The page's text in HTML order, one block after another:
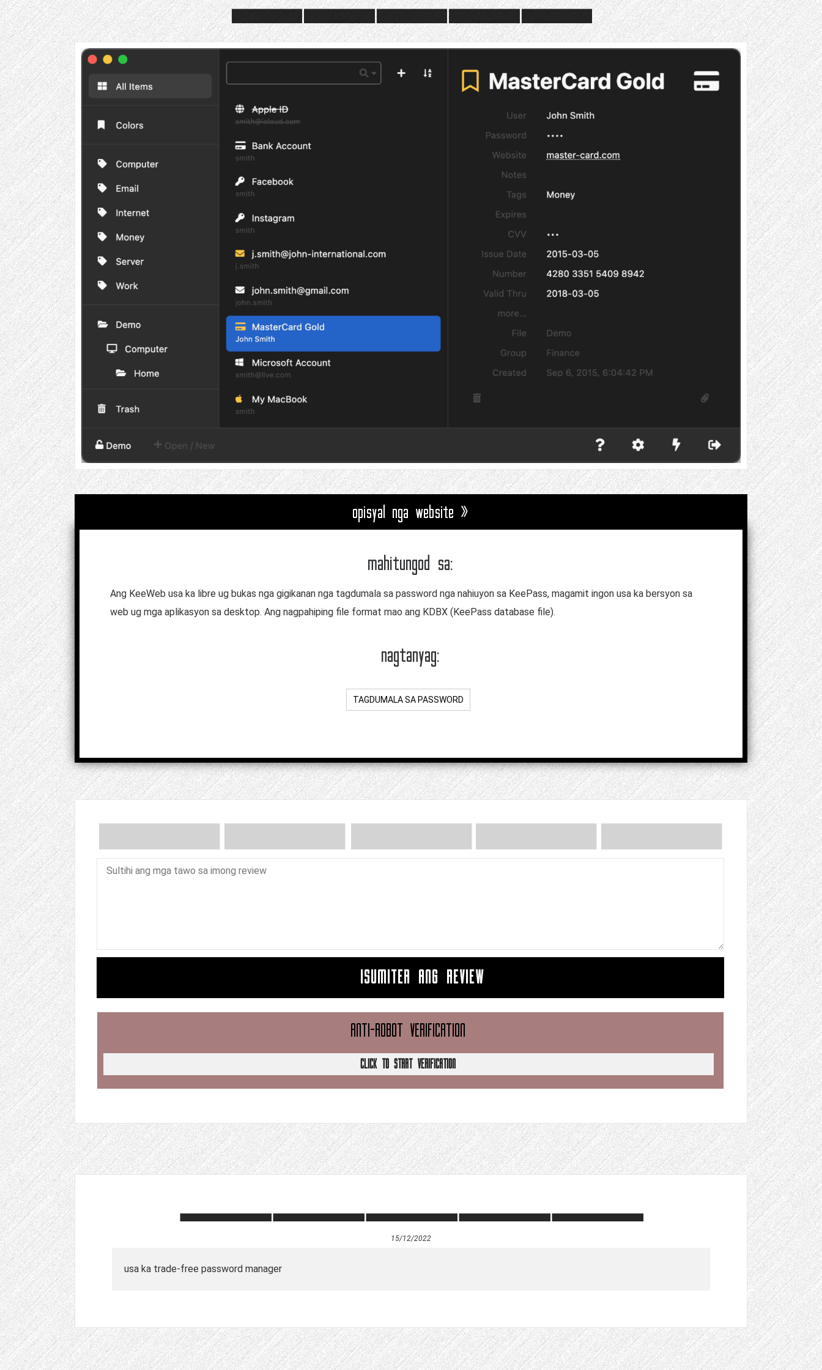
opisyal nga website »
mahitungod sa:
Ang KeeWeb usa ka libre ug bukas nga gigikanan nga tagdumala sa password nga nahiuyon sa KeePass, magamit ingon usa ka bersyon sa
web ug mga aplikasyon sa desktop. Ang nagpahiping file format mao ang KDBX (KeePass database file).
nagtanyag:
TAGDUMALA SA PASSWORD
ISUMITER ANG REVIEW
ANTI-ROBOT VERIFICATION
CLICK TO START VERIFICATION
15/12/2022
usa ka trade-free password manager